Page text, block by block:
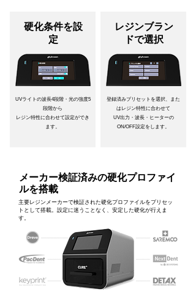
硬化条件を設
定
UVライトの波長4段階・光の強度5
段階から
レジン特性に合わせて設定ができ
ます。
レジンブラン
ドで選択
登録済みプリセットを選択、また
はレジン特性に合わせて
UV出力・波長・ヒーターの
ON/OFF設定をします。
メーカー検証済みの硬化プロファイ
ルを搭載
主要レジンメーカーで検証された硬化プロファイルをプリセッ
トとして搭載。設定に迷うことなく、安定した硬化が行えま
す。